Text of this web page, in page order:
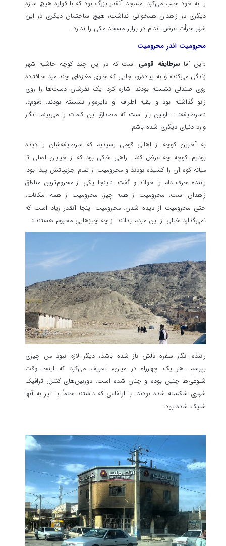
را به خود جلب می‌کرد. مسجد آنقدر بزرگ بود که با قواره هیچ سازه
دیگری در زاهدان همخوانی نداشت، هیچ ساختمان دیگری در این
شهر جرأت عرض اندام در برابر مسجد مکی را ندارد.
محرومیت اندر محرومیت
«این آقا سرطایفه قومیاست که در این چند کوچه حاشیه شهر
زندگی می‌کند» و به پیاده‌رو، جایی که جلوی مغازه‌ای چند مرد جاافتاده
روی صندلی نشسته بودند اشاره کرد. یک نفرشان دست‌ها را روی
زانو گذاشته بود و بقیه اطراف او دایره‌وار نشسته بودند. «قوم»،
«سرطایفه» … اولین بار است که مصداق این کلمات را می‌بینم. انگار
وارد دنیای دیگری شده باشم.
به آخرین کوچه از اهالی قومی رسیدیم که سرطایفه‌شان را دیده
بودیم. کوچه چه عرض کنم… راهی خاکی بود که از خیابان اصلی تا
میانه کوه آن را کشیده بودند و محرومیت از تمام جزییاتش پیدا بود.
راننده حرف دلم را خواند و گفت: «اینجا یکی از محروم‌ترین مناطق
زاهدان است، محرومیت از همه چیز، محرومیت از همه امکانات،
حتی محرومیت از دیده شدن. محرومیت اینجا آنقدر زیاد است که
نمی‌گذارد خیلی از این مردم بدانند از چه چیزهایی محروم هستند.»
راننده انگار سفره دلش باز شده باشد، دیگر لازم نبود من چیزی
بپرسم. هر یک چهارراه در میان، تعریف می‌کرد که اینجا وقت
شلوغی‌ها چنین بوده و چنان شده است. دوربین‌های کنترل ترافیک
شهری شکسته شده بودند. با ارتفاعی که داشتند حتماً با تیر به آنها
شلیک شده بود.